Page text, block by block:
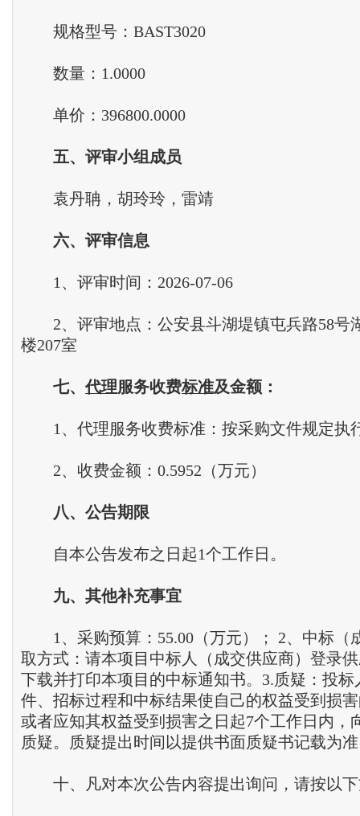
规格型号：BAST3020
数量：1.0000
单价：396800.0000
五、评审小组成员
袁丹聃，胡玲玲，雷靖
六、评审信息
1、评审时间：2026-07-06
2、评审地点：公安县斗湖堤镇屯兵路58号
楼207室
七、代理服务收费标准及金额：
1、代理服务收费标准：按采购文件规定执
2、收费金额：0.5952（万元）
八、公告期限
自本公告发布之日起1个工作日。
九、其他补充事宜
1、采购预算：55.00（万元）； 2、中标（
取方式：请本项目中标人（成交供应商）登录
下载并打印本项目的中标通知书。3.质疑：投标
件、招标过程和中标结果使自己的权益受到损
或者应知其权益受到损害之日起7个工作日内，
质疑。质疑提出时间以提供书面质疑书记载为
十、凡对本次公告内容提出询问，请按以下